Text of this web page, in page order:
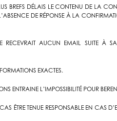
BREFS DÉLAIS LE CONTENU DE LA
DE RÉPONSE À LA
RECEVRAIT AUCUN EMAIL SUITE À
EXACTES.
ENTRAINE L’IMPOSSIBILITÉ POUR
ÊTRE TENUE RESPONSABLE EN CAS